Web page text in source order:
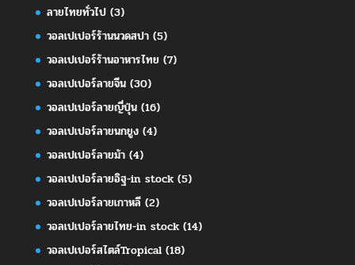
ลายไทยทั่วไป(3)
วอลเปเปอร์ร้านนวดสปา(5)
วอลเปเปอร์ร้านอาหารไทย (7)
วอลเปเปอร์ลายจีน(30)
วอลเปเปอร์ลายญี่ปุ่น(16)
วอลเปเปอร์ลายนกยูง(4)
วอลเปเปอร์ลายม้า(4)
วอลเปเปอร์ลายอิฐ-in stock(5)
วอลเปเปอร์ลายเกาหลี(2)
วอลเปเปอร์ลายไทย-in stock(14)
วอลเปเปอร์สไตล์Tropical(18)